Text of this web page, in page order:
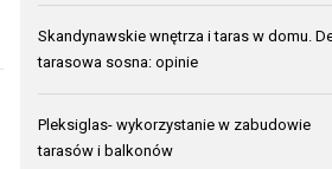
Skandynawskie wnętrza i taras w domu.
tarasowa sosna: opinie
Pleksiglas- wykorzystanie w zabudowie
tarasów i balkonów